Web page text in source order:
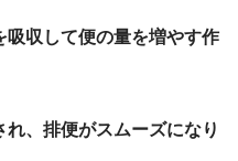
吸収して便の量を増やす作
、排便がスムーズになり